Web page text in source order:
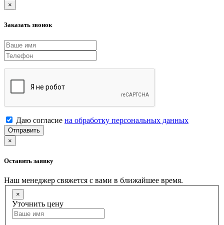
×
Заказать звонок
Даю согласие на обработку персональных данных
Отправить
×
Оставить заявку
Наш менеджер свяжется с вами в ближайшее время.
×
Уточнить цену